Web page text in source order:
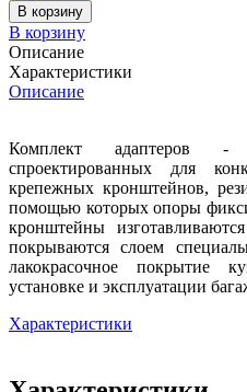
В корзину
В корзину
Описание
Характеристики
Описание
Комплект адаптеров
спроектированных для
крепежных кронштейнов,
помощью которых опоры
кронштейны
покрываются слоем
лакокрасочное покрытие
установке и эксплуатации
Характеристики